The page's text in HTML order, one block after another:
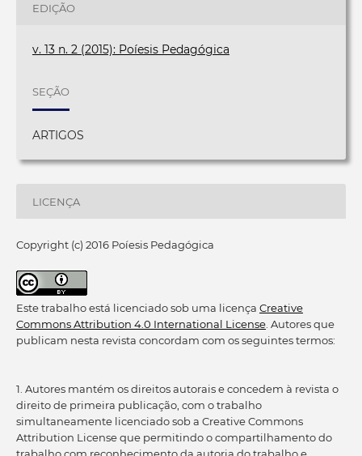
EDIÇÃO
v. 13 n. 2 (2015): Poíesis Pedagógica
SEÇÃO
ARTIGOS
LICENÇA
Copyright (c) 2016 Poíesis Pedagógica
Este trabalho está licenciado sob uma licença Creative
Commons Attribution 4.0 International License. Autores que
publicam nesta revista concordam com os seguintes termos:
1. Autores mantém os direitos autorais e concedem à revista o
direito de primeira publicação, com o trabalho
simultaneamente licenciado sob a Creative Commons
Attribution License que permitindo o compartilhamento do